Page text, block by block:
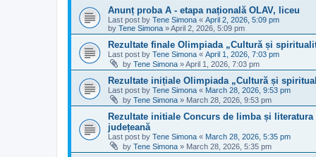
Anunț proba A - etapa națională OLAV, liceu
Last post by Tene Simona « April 2, 2026, 5:09 pm
by Tene Simona »April 2, 2026, 5:09 pm
Rezultate finale Olimpiada „Cultură și
Last post by Tene Simona « April 1, 2026, 7:03 pm
by Tene Simona »April 1, 2026, 7:03 pm
Rezultate inițiale Olimpiada „Cultură și
Last post by Tene Simona « March 28, 2026, 9:53 pm
by Tene Simona » March 28, 2026, 9:53 pm
Rezultate initiale Concurs de limba și
județeană
Last post by Tene Simona « March 28, 2026, 5:35 pm
by Tene Simona » March 28, 2026, 5:35 pm